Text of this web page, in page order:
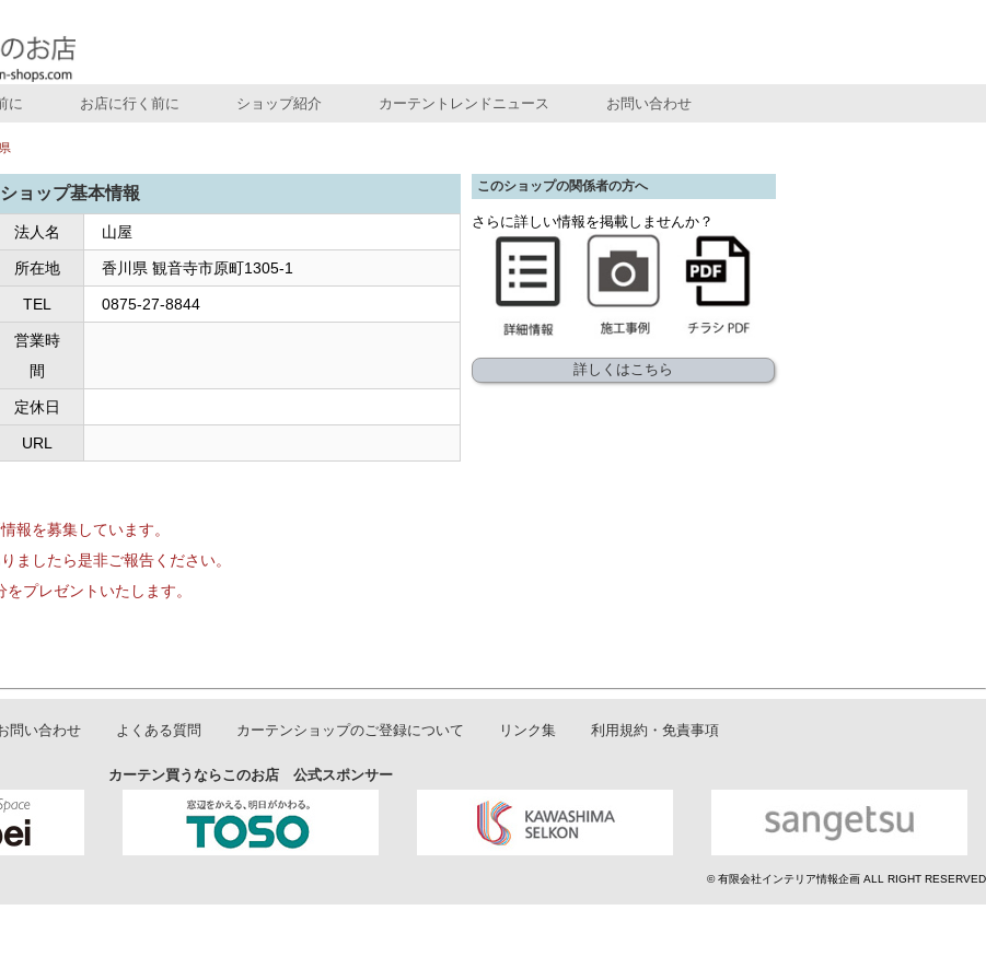
に お店に行く前に ショップ紹介 カーテントレンドニュース お問い合わせ
ショップ基本情報
法人名 山屋
所在地 香川県 観音寺市原町1305-1
TEL 0875-27-8844
営業時
間
定休日
URL
報を募集しています。
ましたら是非ご報告ください。
プレゼントいたします。
このショップの関係者の方へ
さらに詳しい情報を掲載しませんか？
詳しくはこちら
問い合わせ よくある質問 カーテンショップのご登録について リンク集 利用規約・免責事項
カーテン買うならこのお店 公式スポンサー
© 有限会社インテリア情報企画 ALL RIGHT RESERVED